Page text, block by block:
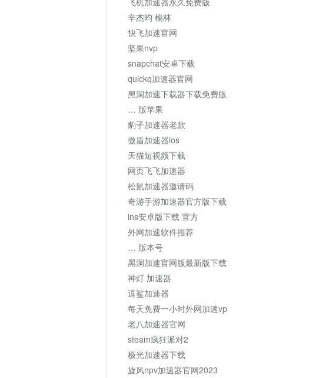
辛杰昀 榆林
快飞加速官网
坚果nvp
snapchat安卓下载
quickq加速器官网
黑洞加速下载器下载免费版
… 版苹果
豹子加速器老款
傲盾加速器ios
天猫短视频下载
网页飞飞加速器
松鼠加速器邀请码
奇游手游加速器官方版下载
ins安卓版下载 官方
外网加速软件推荐
… 版本号
黑洞加速官网版最新版下载
神灯 加速器
逗鲨加速器
每天免费一小时外网加速vp
老八加速器官网
steam疯狂派对2
极光加速器下载
旋风npv加速器官网2023